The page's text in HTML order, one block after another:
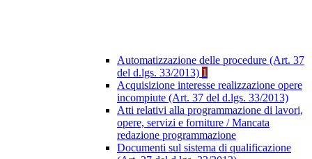
Automatizzazione delle procedure (Art. 37
del d.lgs. 33/2013) 1
Acquisizione interesse realizzazione opere
incompiute (Art. 37 del d.lgs. 33/2013)
Atti relativi alla programmazione di lavori,
opere, servizi e forniture / Mancata
redazione programmazione
Documenti sul sistema di qualificazione